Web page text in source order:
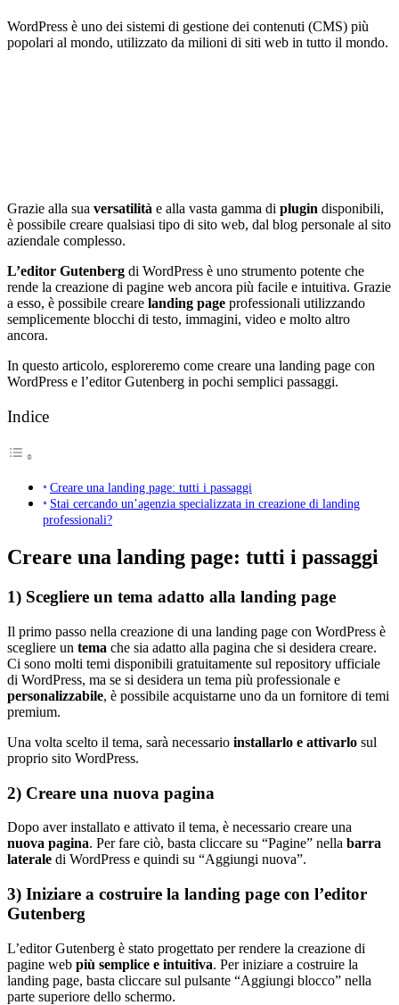
WordPress è uno dei sistemi di gestione dei contenuti (CMS) più
popolari al mondo, utilizzato da milioni di siti web in tutto il mondo.
Grazie alla sua versatilità e alla vasta gamma di plugin disponibili,
è possibile creare qualsiasi tipo di sito web, dal blog personale al sito
aziendale complesso.
L’editor Gutenberg di WordPress è uno strumento potente che
rende la creazione di pagine web ancora più facile e intuitiva. Grazie
a esso, è possibile creare landing page professionali utilizzando
semplicemente blocchi di testo, immagini, video e molto altro
ancora.
In questo articolo, esploreremo come creare una landing page con
WordPress e l’editor Gutenberg in pochi semplici passaggi.
Indice
Creare una landing page: tutti i passaggi
Stai cercando un’agenzia specializzata in creazione di landing
professionali?
Creare una landing page: tutti i passaggi
1) Scegliere un tema adatto alla landing page
Il primo passo nella creazione di una landing page con WordPress è
scegliere un tema che sia adatto alla pagina che si desidera creare.
Ci sono molti temi disponibili gratuitamente sul repository ufficiale
di WordPress, ma se si desidera un tema più professionale e
personalizzabile, è possibile acquistarne uno da un fornitore di temi
premium.
Una volta scelto il tema, sarà necessario installarlo e attivarlo sul
proprio sito WordPress.
2) Creare una nuova pagina
Dopo aver installato e attivato il tema, è necessario creare una
nuova pagina. Per fare ciò, basta cliccare su “Pagine” nella barra
laterale di WordPress e quindi su “Aggiungi nuova”.
3) Iniziare a costruire la landing page con l’editor
Gutenberg
L’editor Gutenberg è stato progettato per rendere la creazione di
pagine web più semplice e intuitiva. Per iniziare a costruire la
landing page, basta cliccare sul pulsante “Aggiungi blocco” nella
parte superiore dello schermo.